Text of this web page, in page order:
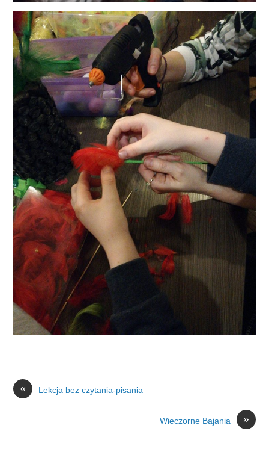
« Lekcja bez czytania-pisania
»
Wieczorne Bajania